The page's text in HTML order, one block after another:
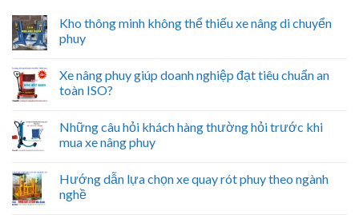
Kho thông minh không thể thiếu xe nâng di chuyển
phuy
Xe nâng phuy giúp doanh nghiệp đạt tiêu chuẩn an
toàn ISO?
Những câu hỏi khách hàng thường hỏi trước khi
mua xe nâng phuy
Hướng dẫn lựa chọn xe quay rót phuy theo ngành
nghề